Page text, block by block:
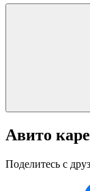
Авито
Поделитесь с